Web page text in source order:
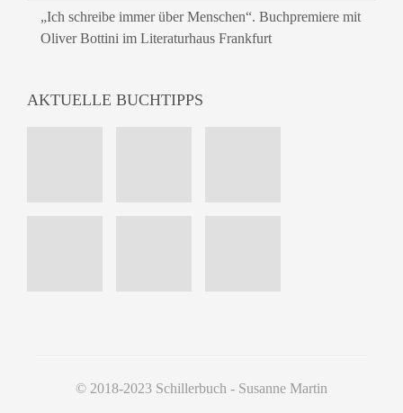
„Ich schreibe immer über Menschen“. Buchpremiere mit
Oliver Bottini im Literaturhaus Frankfurt
AKTUELLE BUCHTIPPS
© 2018-2023 Schillerbuch - Susanne Martin